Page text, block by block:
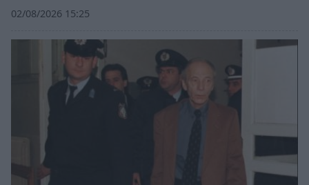
02/08/2026 15:25